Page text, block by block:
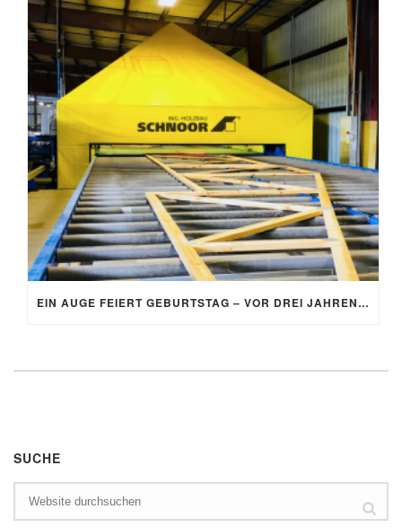
EIN AUGE FEIERT GEBURTSTAG – VOR DREI JAHREN FIEL DER STARTSCHUSS FÜR DIE AUTOEYE-ANLAGE
SUCHE